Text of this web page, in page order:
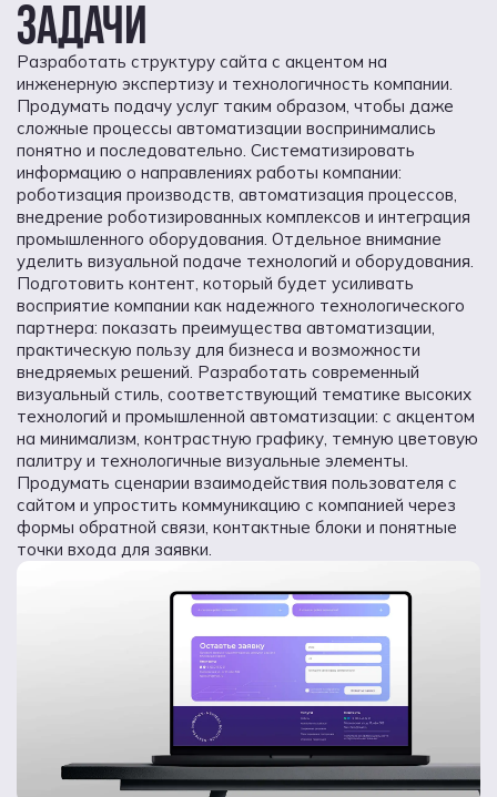
ЗАДАЧИ
Разработать структуру сайта с акцентом на
инженерную экспертизу и технологичность компании.
Продумать подачу услуг таким образом, чтобы даже
сложные процессы автоматизации воспринимались
понятно и последовательно. Систематизировать
информацию о направлениях работы компании:
роботизация производств, автоматизация процессов,
внедрение роботизированных комплексов и интеграция
промышленного оборудования. Отдельное внимание
уделить визуальной подаче технологий и оборудования.
Подготовить контент, который будет усиливать
восприятие компании как надежного технологического
партнера: показать преимущества автоматизации,
практическую пользу для бизнеса и возможности
внедряемых решений. Разработать современный
визуальный стиль, соответствующий тематике высоких
технологий и промышленной автоматизации: с акцентом
на минимализм, контрастную графику, темную цветовую
палитру и технологичные визуальные элементы.
Продумать сценарии взаимодействия пользователя с
сайтом и упростить коммуникацию с компанией через
формы обратной связи, контактные блоки и понятные
точки входа для заявки.